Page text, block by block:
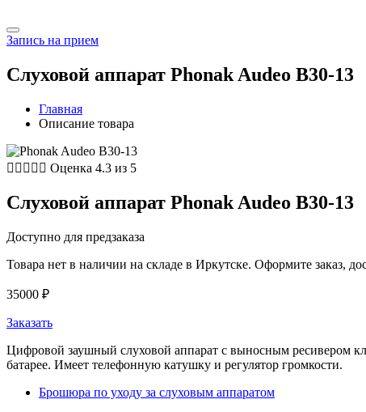
Запись на прием
Слуховой аппарат Phonak Audeo B30-13
Главная
Описание товара
     Оценка 4.3 из 5
Слуховой аппарат Phonak Audeo B30-13
Доступно для предзаказа
Товара нет в наличии на складе в Иркутске. Оформите заказ,
35000 ₽
Заказать
Цифровой заушный слуховой аппарат с выносным ресивером
батарее. Имеет телефонную катушку и регулятор громкости.
Брошюра по уходу за слуховым аппаратом